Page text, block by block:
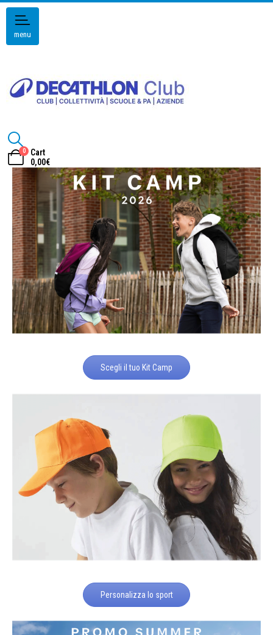
menu
0
Cart
0,00€
Scegli il tuo Kit Camp
Personalizza lo sport